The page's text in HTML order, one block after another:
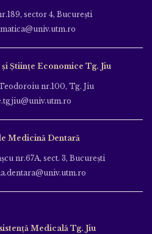
sector 4, Bucureşti
Științe Economice Tg. Jiu
nr.100, Tg. Jiu
Medicină Dentară
nr.67A, sect. 3, Bucureşti
Medicală Tg. Jiu